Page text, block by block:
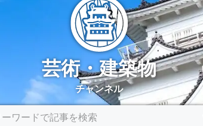
芸術・建築物
チャンネル